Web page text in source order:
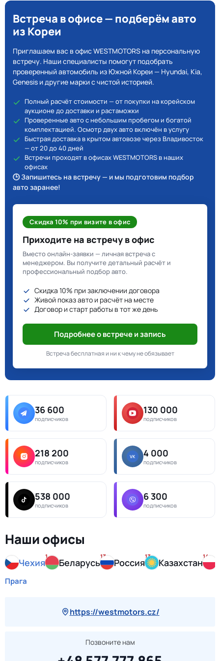
Встреча в офисе — подберём авто
из Кореи
Приглашаем вас в офис WESTMOTORS на персональную
встречу. Наши специалисты помогут подобрать
проверенный автомобиль из Южной Кореи — Hyundai, Kia,
Genesis и другие марки с чистой историей.
Полный расчёт стоимости — от покупки на корейском
аукционе до доставки и растаможки
Проверенные авто с небольшим пробегом и богатой
комплектацией. Осмотр двух авто включён в услугу
Быстрая доставка в крытом автовозе через Владивосток
— от 20 до 40 дней
Встречи проходят в офисах WESTMOTORS в наших
офисах
🕒 Запишитесь на встречу — и мы подготовим подбор
авто заранее!
Скидка 10% при визите в офис
Приходите на встречу в офис
Вместо онлайн-заявки — личная встреча с
менеджером. Вы получите детальный расчёт и
профессиональный подбор авто.
Скидка 10% при заключении договора
Живой показ авто и расчёт на месте
Договор и старт работы в тот же день
Подробнее о встрече и запись
Встреча бесплатная и ни к чему не обязывает
36 600
подписчиков
130 000
подписчиков
218 200
подписчиков
4 000
подписчиков
538 000
подписчиков
6 300
подписчиков
Наши офисы
Чехия
1
Беларусь
13
Россия
13
Казахстан
14
Прага
https://westmotors.cz/
Позвоните нам